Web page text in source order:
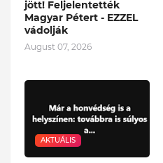
jött! Feljelentették
Magyar Pétert - EZZEL
vádolják
August 07, 2026
AKTUÁLIS